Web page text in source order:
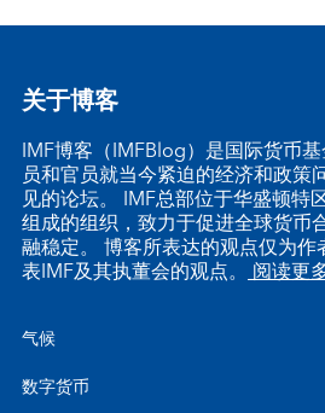
关于博客
IMF博客（IMFBlog）是国际货币
员和官员就当今紧迫的经济和政策
见的论坛。 IMF总部位于华盛顿特
组成的组织，致力于促进全球货币
融稳定。 博客所表达的观点仅为
表IMF及其执董会的观点。 阅读更
气候
数字货币